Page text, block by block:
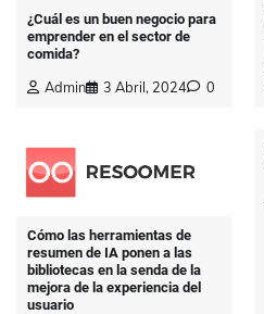
¿Cuál es un buen negocio para
emprender en el sector de
comida?
Admin 3 Abril, 2024 0
Cómo las herramientas de
resumen de IA ponen a las
bibliotecas en la senda de la
mejora de la experiencia del
usuario